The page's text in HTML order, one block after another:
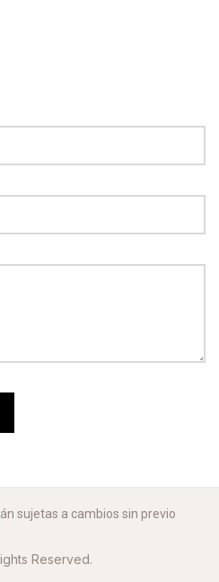
sujetas a cambios sin previo
Reserved.